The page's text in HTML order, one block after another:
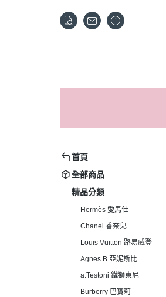
首頁
全部商品
精品分類
Hermès 愛馬仕
Chanel 香奈兒
Louis Vuitton 路易威登
Agnes B 亞妮斯比
a.Testoni 鐵獅東尼
Burberry 巴寶莉